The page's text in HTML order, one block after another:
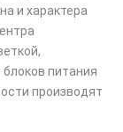
и характера
питания
производят